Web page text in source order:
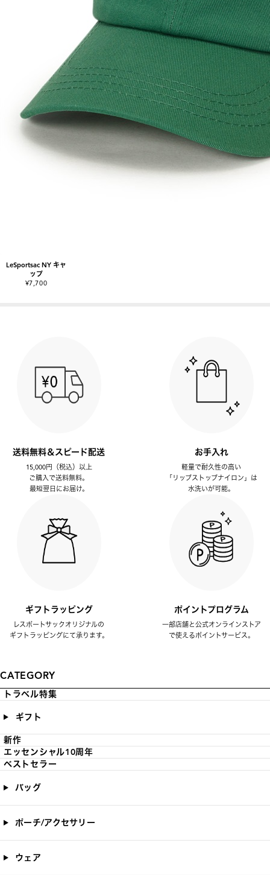
LeSportsac NY キャ
ップ
¥7,700
送料無料＆スピード配送
15,000円（税込）以上
ご購入で送料無料。
最短翌日にお届け。
お手入れ
軽量で耐久性の高い
「リップストップナイロン」は
水洗いが可能。
ギフトラッピング
レスポートサックオリジナルの
ギフトラッピングにて承ります。
ポイントプログラム
一部店舗と公式オンラインストア
で使えるポイントサービス。
CATEGORY
トラベル特集
ギフト
新作
エッセンシャル10周年
ベストセラー
バッグ
ポーチ/アクセサリー
ウェア